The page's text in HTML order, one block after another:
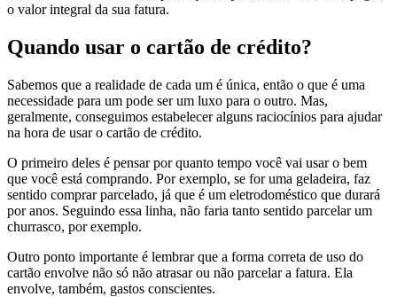
o valor integral da sua fatura.
Quando usar o cartão de crédito?
Sabemos que a realidade de cada um é única, então o que é uma
necessidade para um pode ser um luxo para o outro. Mas,
geralmente, conseguimos estabelecer alguns raciocínios para ajudar
na hora de usar o cartão de crédito.
O primeiro deles é pensar por quanto tempo você vai usar o bem
que você está comprando. Por exemplo, se for uma geladeira, faz
sentido comprar parcelado, já que é um eletrodoméstico que durará
por anos. Seguindo essa linha, não faria tanto sentido parcelar um
churrasco, por exemplo.
Outro ponto importante é lembrar que a forma correta de uso do
cartão envolve não só não atrasar ou não parcelar a fatura. Ela
envolve, também, gastos conscientes.